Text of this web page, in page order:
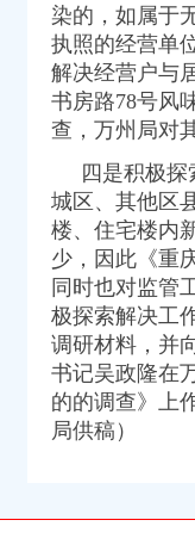
报送政务信息作出批示
临市局检查指导深入学习实
限公司服务地方经济发展
登记服务体系初步形成
示
村经纪人培训工作
司为灾区捐赠衣物
动
中心窗口形象
作
员向监管服务对象代表述
进行评工作
区委领导称赞
践科学发展观活动电视电话
染的，如属于
执照的经营单
解决经营户与
书房路78号风
查，万州局对
四是积极探
城区、其他区
楼、住宅楼内
少，因此《重
同时也对监管
极探索解决工
调研材料，并
书记吴政隆在
的的调查》上
局供稿）